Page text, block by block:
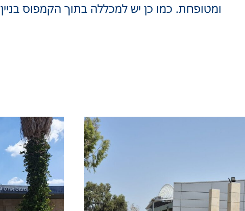
ומטופחת. כמו כן יש למכללה בתוך הקמפוס בניין